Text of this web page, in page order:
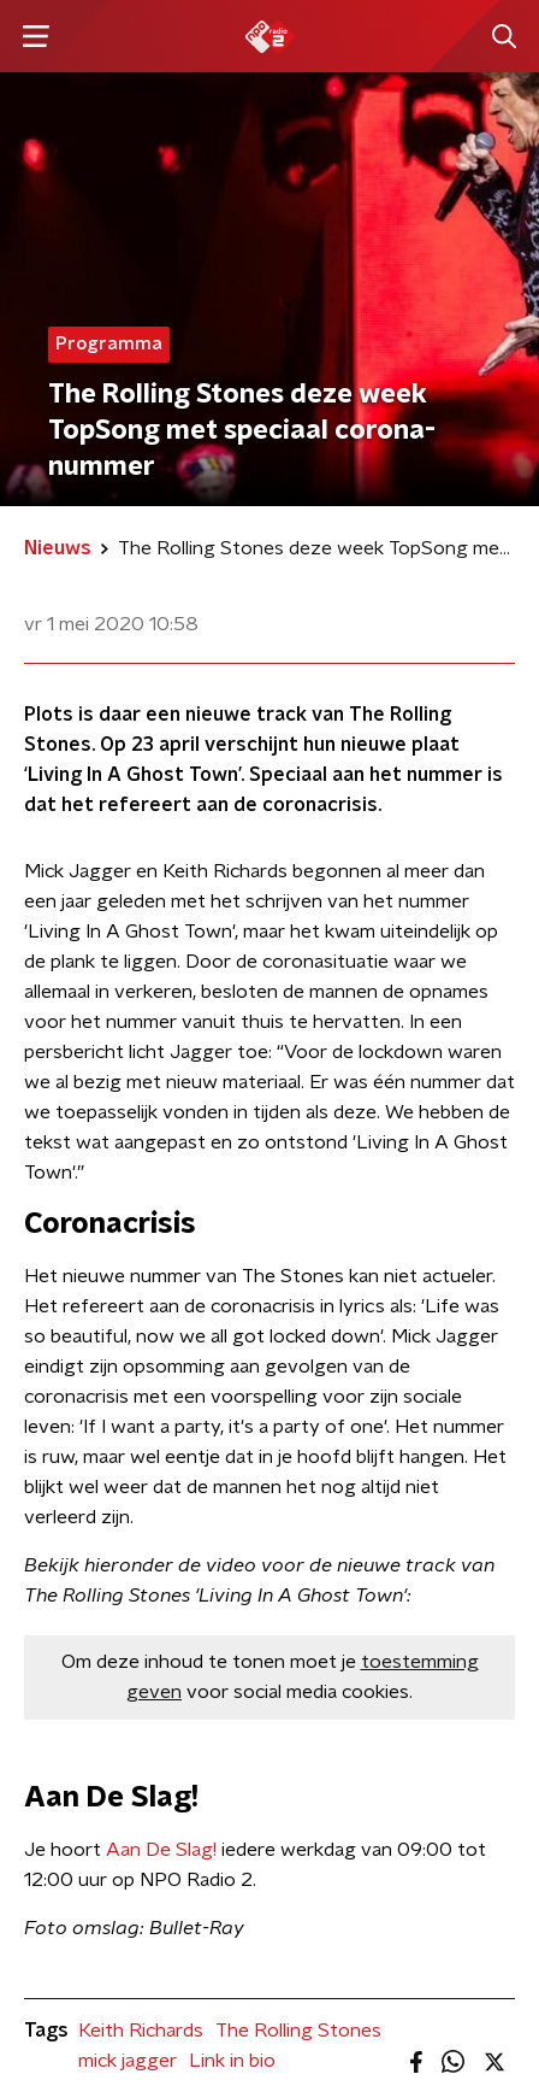
Programma
The Rolling Stones deze week
TopSong met speciaal corona-
nummer
Nieuws The Rolling Stones deze week TopSong met speciaal corona-nummer
vr 1 mei 2020 10:58
Plots is daar een nieuwe track van The Rolling
Stones. Op 23 april verschijnt hun nieuwe plaat
‘Living In A Ghost Town’. Speciaal aan het nummer is
dat het refereert aan de coronacrisis.
Mick Jagger en Keith Richards begonnen al meer dan
een jaar geleden met het schrijven van het nummer
'Living In A Ghost Town', maar het kwam uiteindelijk op
de plank te liggen. Door de coronasituatie waar we
allemaal in verkeren, besloten de mannen de opnames
voor het nummer vanuit thuis te hervatten. In een
persbericht licht Jagger toe: “Voor de lockdown waren
we al bezig met nieuw materiaal. Er was één nummer dat
we toepasselijk vonden in tijden als deze. We hebben de
tekst wat aangepast en zo ontstond 'Living In A Ghost
Town'.”
Coronacrisis
Het nieuwe nummer van The Stones kan niet actueler.
Het refereert aan de coronacrisis in lyrics als: 'Life was
so beautiful, now we all got locked down'. Mick Jagger
eindigt zijn opsomming aan gevolgen van de
coronacrisis met een voorspelling voor zijn sociale
leven: 'If I want a party, it's a party of one'. Het nummer
is ruw, maar wel eentje dat in je hoofd blijft hangen. Het
blijkt wel weer dat de mannen het nog altijd niet
verleerd zijn.
Bekijk hieronder de video voor de nieuwe track van
The Rolling Stones 'Living In A Ghost Town':
Om deze inhoud te tonen moet je toestemming
geven voor social media cookies.
Aan De Slag!
Je hoort Aan De Slag! iedere werkdag van 09:00 tot
12:00 uur op NPO Radio 2.
Foto omslag: Bullet-Ray
Tags Keith Richards
The Rolling Stones
mick jagger
Link in bio